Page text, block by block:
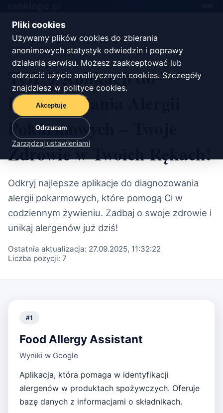
Pliki cookies
Używamy plików cookies do zbierania
anonimowych statystyk odwiedzin i poprawy
działania serwisu. Możesz zaakceptować lub
odrzucić użycie analitycznych cookies. Szczegóły
znajdziesz w polityce cookies.
Akceptuję
Odrzucam
Zarządzaj ustawieniami
Start/zdrowie
TOP 7 Aplikacji do
Diagnozowania Alergii
Pokarmowych – Twoje
Zdrowie w Twoich Rękach!
Odkryj najlepsze aplikacje do diagnozowania
alergii pokarmowych, które pomogą Ci w
codziennym żywieniu. Zadbaj o swoje zdrowie i
unikaj alergenów już dziś!
Ostatnia aktualizacja: 27.09.2025, 11:32:22
Liczba pozycji: 7
#1
Food Allergy Assistant
Wyniki w Google
Aplikacja, która pomaga w identyfikacji
alergenów w produktach spożywczych. Oferuje
bazę danych z informacjami o składnikach.